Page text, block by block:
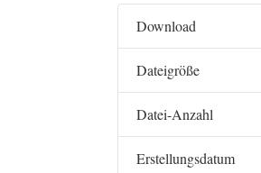
Download
Dateigröße
Datei-Anzahl
Erstellungsdatum